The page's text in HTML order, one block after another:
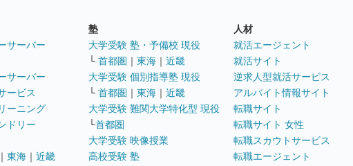
サーバー
サーバー
ービス
ーニング
ドリー
東海 ｜ 近畿
塾
大学受験 塾・予備校 現役
└ 首都圏 ｜ 東海 ｜ 近畿
大学受験 個別指導塾 現役
└ 首都圏 ｜ 東海 ｜ 近畿
大学受験 難関大学特化型 現役
└首都圏
大学受験 映像授業
高校受験 塾
人材
就活エージェント
就活サイト
逆求人型就活サービス
アルバイト情報サイト
転職サイト
転職サイト 女性
転職スカウトサービス
転職エージェント